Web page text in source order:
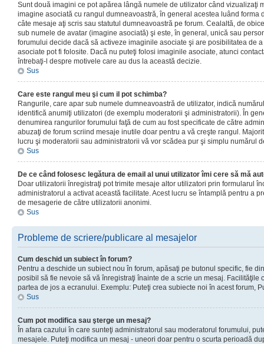
Sunt două imagini ce pot apărea lângă numele de utilizator când vizualizaţi
imagine asociată cu rangul dumneavoastră, în general acestea luând forma
câte mesaje aţi scris sau statutul dumneavoastră pe forum. Cealaltă, de
sub numele de avatar (imagine asociată) şi este, în general, unică sau
forumului decide dacă să activeze imaginile asociate şi are posibilitatea de
asociate pot fi folosite. Dacă nu puteţi folosi imaginile asociate, atunci
întrebaţi-l despre motivele care au dus la această decizie.
Sus
Care este rangul meu şi cum il pot schimba?
Rangurile, care apar sub numele dumneavoastră de utilizator, indică
identifică anumiţi utilizatori (de exemplu moderatorii şi administratorii). În
denumirea rangurilor forumului faţă de cum au fost specificate de către
abuzaţi de forum scriind mesaje inutile doar pentru a vă creşte rangul.
lucru şi moderatorii sau administratorii vă vor scădea pur şi simplu numărul
Sus
De ce când folosesc legătura de email al unui utilizator îmi cere să mă
Doar utilizatorii înregistraţi pot trimite mesaje altor utilizatori prin formularul
administratorul a activat această facilitate. Acest lucru se întamplă pentru a
de mesagerie de către utilizatorii anonimi.
Sus
Probleme de scriere/publicare al mesajelor
Cum deschid un subiect în forum?
Pentru a deschide un subiect nou în forum, apăsaţi pe butonul specific, fie
posibil să fie nevoie să vă înregistraţi înainte de a scrie un mesaj. Facilităţile
partea de jos a ecranului. Exemplu: Puteţi crea subiecte noi în acest forum,
Sus
Cum pot modifica sau şterge un mesaj?
În afara cazului în care sunteţi administratorul sau moderatorul forumului,
mesajele. Puteţi modifica un mesaj - uneori doar pentru o scurta perioadă